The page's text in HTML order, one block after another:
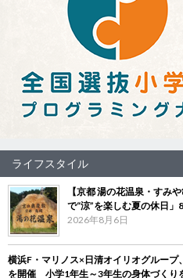
ライフスタイル
【京都 湯の花温泉・すみ
で“涼”を楽しむ夏の休日」
2026年8月6日
横浜F・マリノス×日清オイリオグループ
を開催 小学1年生～3年生の身体づくり